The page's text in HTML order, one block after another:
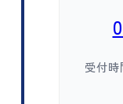
受付